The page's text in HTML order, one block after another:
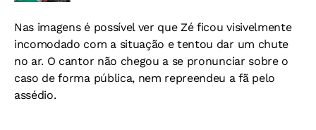
Nas imagens é possível ver que Zé ficou visivelmente
incomodado com a situação e tentou dar um chute
no ar. O cantor não chegou a se pronunciar sobre o
caso de forma pública, nem repreendeu a fã pelo
assédio.